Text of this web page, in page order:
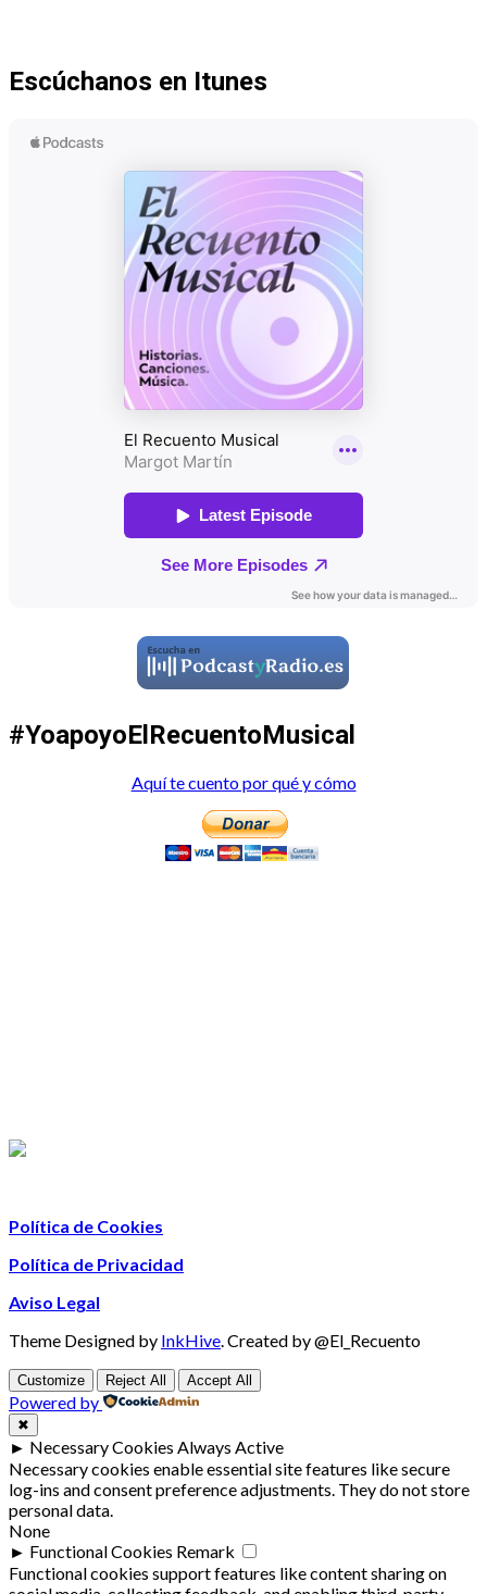
Escúchanos en Itunes
#YoapoyoElRecuentoMusical
Aquí te cuento por qué y cómo
Política de Cookies
Política de Privacidad
Aviso Legal
Theme Designed by InkHive.Created by @El_Recuento
Customize Reject All Accept All
Powered by
✖
► Necessary Cookies Always Active
Necessary cookies enable essential site features like secure
log-ins and consent preference adjustments. They do not store
personal data.
None
► Functional Cookies Remark
Functional cookies support features like content sharing on